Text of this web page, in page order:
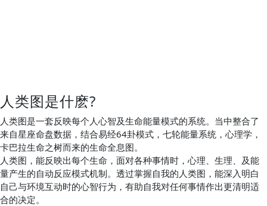
人类图是什麽?
人类图是一套反映每个人心智及生命能量模式的系统。当中整合了
来自星座命盘数据，结合易经64卦模式，七轮能量系统，心理学，
卡巴拉生命之树而来的生命全息图。
人类图，能反映出每个生命，面对各种事情时，心理、生理、及能
量产生的自动反应模式机制。透过掌握自我的人类图，能深入明白
自己与环境互动时的心智行为，有助自我对任何事情作出更清明适
合的决定。